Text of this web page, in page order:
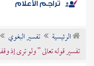
موضوعي
تراجم الأعلام
الرئيسية تفسير البغوي
تفسير قوله تعالى " ولو ترى إذ